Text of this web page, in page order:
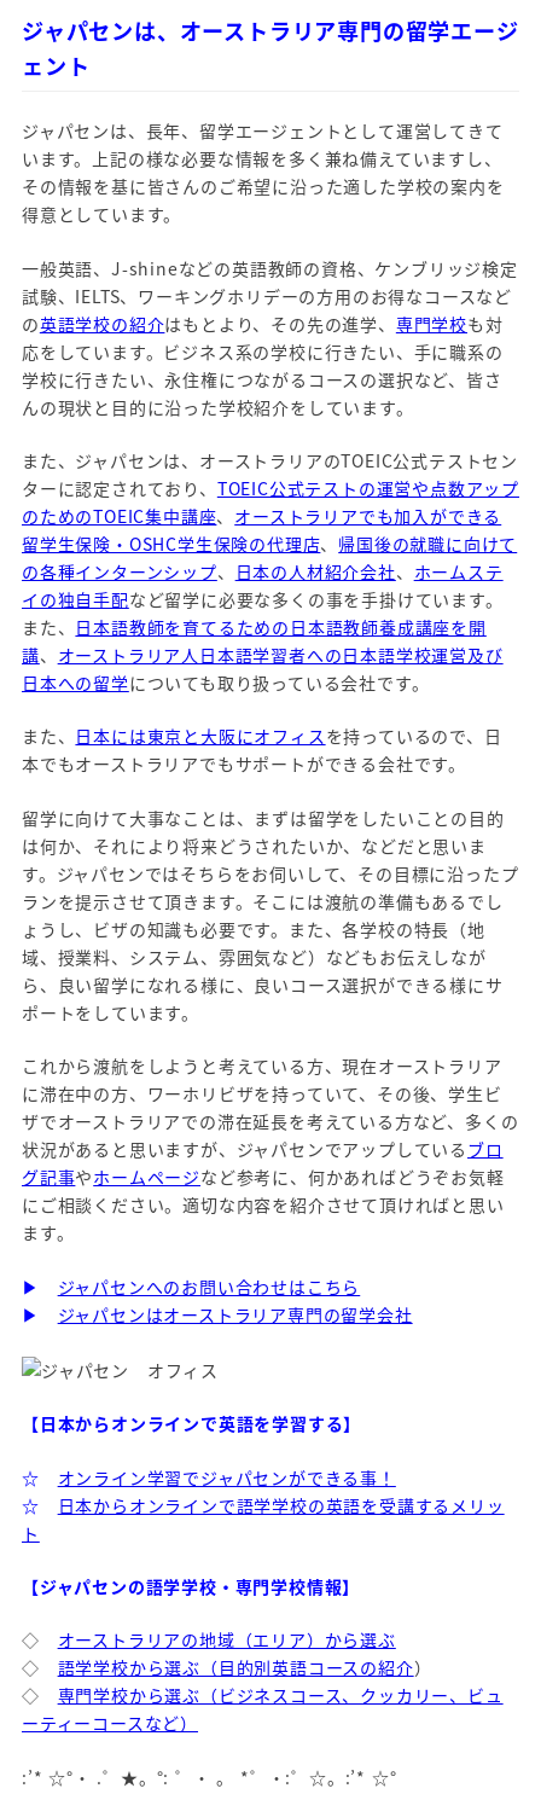
ジャパセンは、オーストラリア専門の留学エージ
ェント
ジャパセンは、長年、留学エージェントとして運営してきて
います。上記の様な必要な情報を多く兼ね備えていますし、
その情報を基に皆さんのご希望に沿った適した学校の案内を
得意としています。
一般英語、J-shineなどの英語教師の資格、ケンブリッジ検定
試験、IELTS、ワーキングホリデーの方用のお得なコースなど
の英語学校の紹介はもとより、その先の進学、 専門学校も対
応をしています。ビジネス系の学校に行きたい、手に職系の
学校に行きたい、永住権につながるコースの選択など、皆さ
んの現状と目的に沿った学校紹介をしています。
また、ジャパセンは、オーストラリアのTOEIC公式テストセン
ターに認定されており、 TOEIC公式テストの運営や点数アップ
のためのTOEIC集中講座、 オーストラリアでも加入ができる
留学生保険・OSHC学生保険の代理店、 帰国後の就職に向けて
の各種インターンシップ、 日本の人材紹介会社、 ホームステ
イの独自手配など留学に必要な多くの事を手掛けています。
また、 日本語教師を育てるための日本語教師養成講座を開
講、 オーストラリア人日本語学習者への日本語学校運営及び
日本への留学についても取り扱っている会社です。
また、 日本には東京と大阪にオフィスを持っているので、日
本でもオーストラリアでもサポートができる会社です。
留学に向けて大事なことは、まずは留学をしたいことの目的
は何か、それにより将来どうされたいか、などだと思いま
す。ジャパセンではそちらをお伺いして、その目標に沿ったプ
ランを提示させて頂きます。そこには渡航の準備もあるでし
ょうし、ビザの知識も必要です。また、各学校の特長（地
域、授業料、システム、雰囲気など）などもお伝えしなが
ら、良い留学になれる様に、良いコース選択ができる様にサ
ポートをしています。
これから渡航をしようと考えている方、現在オーストラリア
に滞在中の方、ワーホリビザを持っていて、その後、学生ビ
ザでオーストラリアでの滞在延長を考えている方など、多くの
状況があると思いますが、ジャパセンでアップしている ブロ
グ記事やホームページなど参考に、何かあればどうぞお気軽
にご相談ください。適切な内容を紹介させて頂ければと思い
ます。
▶
ジャパセンへのお問い合わせはこちら
▶
ジャパセンはオーストラリア専門の留学会社
【日本からオンラインで英語を学習する】
☆
オンライン学習でジャパセンができる事！
☆
日本からオンラインで語学学校の英語を受講するメリッ
ト
【ジャパセンの語学学校・専門学校情報】
◇ オーストラリアの地域（エリア）から選ぶ
◇ 語学学校から選ぶ（目的別英語コースの紹介）
◇ 専門学校から選ぶ（ビジネスコース、クッカリー、ビュ
ーティーコースなど）
:’* ☆°・ .゜★。°: ゜・ 。 *゜・:゜☆。:’* ☆°